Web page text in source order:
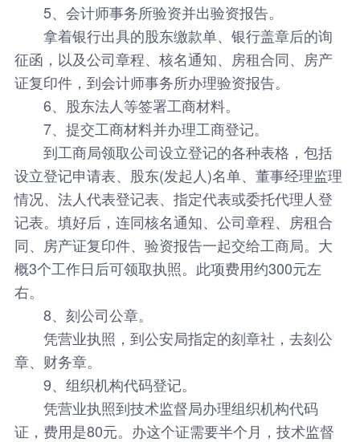
5、会计师事务所验资并出验资报告。
拿着银行出具的股东缴款单、银行盖章后的询
征函，以及公司章程、核名通知、房租合同、房产
证复印件，到会计师事务所办理验资报告。
6、股东法人等签署工商材料。
7、提交工商材料并办理工商登记。
到工商局领取公司设立登记的各种表格，包括
设立登记申请表、股东(发起人)名单、董事经理监理
情况、法人代表登记表、指定代表或委托代理人登
记表。填好后，连同核名通知、公司章程、房租合
同、房产证复印件、验资报告一起交给工商局。大
概3个工作日后可领取执照。此项费用约300元左
右。
8、刻公司公章。
凭营业执照，到公安局指定的刻章社，去刻公
章、财务章。
9、组织机构代码登记。
凭营业执照到技术监督局办理组织机构代码
证，费用是80元。办这个证需要半个月，技术监督